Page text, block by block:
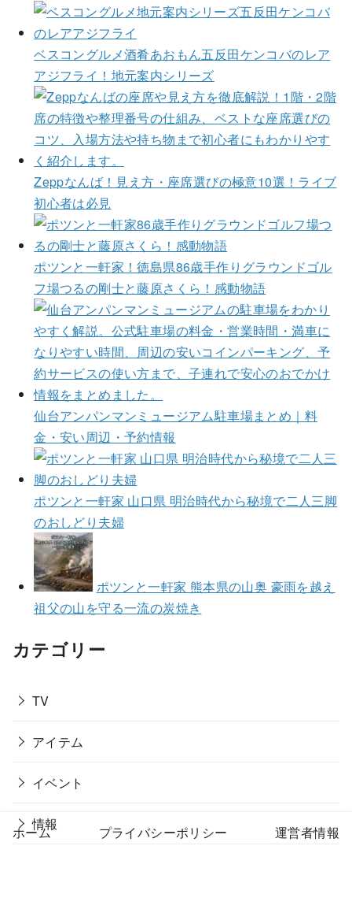
ベスコングルメ酒肴あおもん五反田ケンコバのレア
アジフライ！地元案内シリーズ
Zeppなんば！見え方・座席選びの極意10選！ライブ
初心者は必見
ポツンと一軒家！徳島県86歳手作りグラウンドゴル
フ場つるの剛士と藤原さくら！感動物語
仙台アンパンマンミュージアム駐車場まとめ｜料
金・安い周辺・予約情報
ポツンと一軒家 山口県 明治時代から秘境で二人三脚
のおしどり夫婦
ポツンと一軒家 熊本県の山奥 豪雨を越え
祖父の山を守る一流の炭焼き
カテゴリー
TV
アイテム
イベント
情報
ホーム プライバシーポリシー 運営者情報